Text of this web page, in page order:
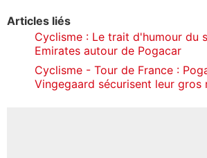
Articles liés
Cyclisme : Le trait d'humour du
Emirates autour de Pogacar
Cyclisme - Tour de France :
Vingegaard sécurisent leur gros